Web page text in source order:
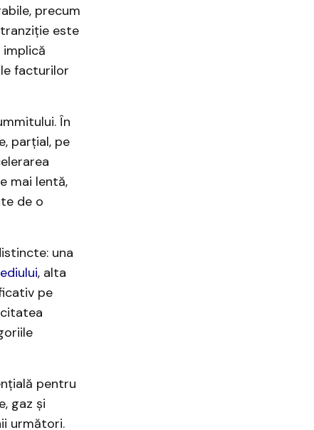
precum
este
facturilor
În
parțial, pe
mai lentă,
de o
una
, alta
pe
pentru
gaz și
următori.